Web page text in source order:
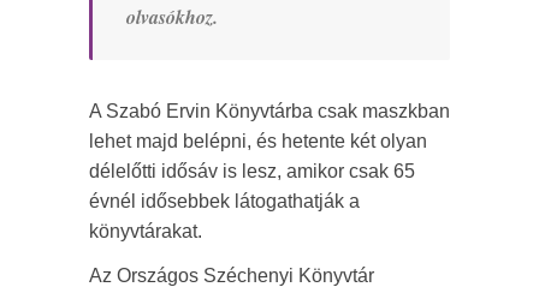
olvasókhoz.
A Szabó Ervin Könyvtárba csak maszkban
lehet majd belépni, és hetente két olyan
délelőtti idősáv is lesz, amikor csak 65
évnél idősebbek látogathatják a
könyvtárakat.
Az Országos Széchenyi Könyvtár